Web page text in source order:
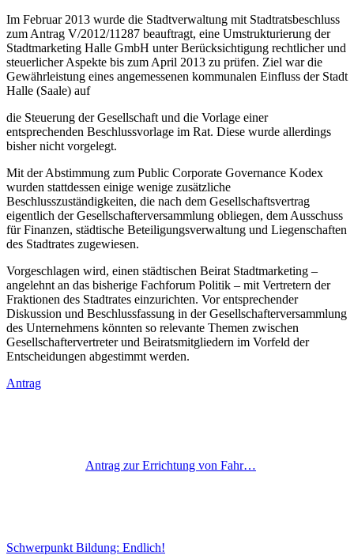
Im Februar 2013 wurde die Stadtverwaltung mit Stadtratsbeschluss
zum Antrag V/2012/11287 beauftragt, eine Umstrukturierung der
Stadtmarketing Halle GmbH unter Berücksichtigung rechtlicher und
steuerlicher Aspekte bis zum April 2013 zu prüfen. Ziel war die
Gewährleistung eines angemessenen kommunalen Einfluss der Stadt
Halle (Saale) auf
die Steuerung der Gesellschaft und die Vorlage einer
entsprechenden Beschlussvorlage im Rat. Diese wurde allerdings
bisher nicht vorgelegt.
Mit der Abstimmung zum Public Corporate Governance Kodex
wurden stattdessen einige wenige zusätzliche
Beschlusszuständigkeiten, die nach dem Gesellschaftsvertrag
eigentlich der Gesellschafterversammlung obliegen, dem Ausschuss
für Finanzen, städtische Beteiligungsverwaltung und Liegenschaften
des Stadtrates zugewiesen.
Vorgeschlagen wird, einen städtischen Beirat Stadtmarketing –
angelehnt an das bisherige Fachforum Politik – mit Vertretern der
Fraktionen des Stadtrates einzurichten. Vor entsprechender
Diskussion und Beschlussfassung in der Gesellschafterversammlung
des Unternehmens könnten so relevante Themen zwischen
Gesellschaftervertreter und Beiratsmitgliedern im Vorfeld der
Entscheidungen abgestimmt werden.
Antrag
Antrag zur Errichtung von Fahr…
Schwerpunkt Bildung: Endlich!